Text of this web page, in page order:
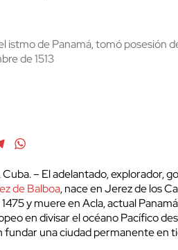
istmo de Panamá, tomó posesión
de 1513
Telegram
Cuba. – El adelantado, explorador,
de Balboa, nace en Jerez de los
y muere en Acla, actual
en divisar el océano Pacífico
fundar una ciudad permanente en